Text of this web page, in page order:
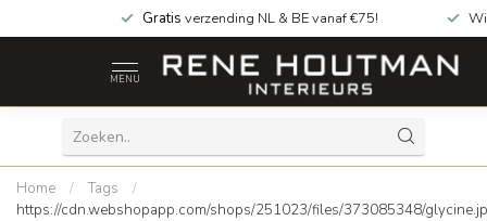
Gratis verzending NL & BE vanaf €75!
MENU
Home / Tags
/
https://cdn.webshopapp.com/shops/251023/files/373085348/